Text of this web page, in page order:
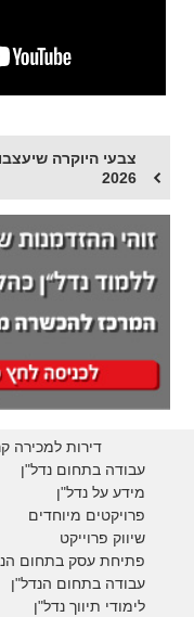
צבעי היוקרה
2026
דירות למכירה
עבודה בתחום נדל"ן
מידע על נדל"ן
פרויקטים מיוחדים
שיווק פרוייקט
פתיחת עסק בתחום
עבודה בתחום הנדל"ן
לימודי תיווך נדל"ן